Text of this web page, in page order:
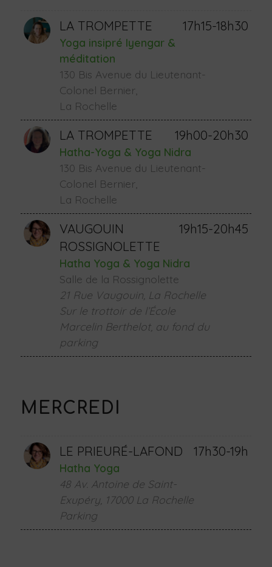
LA TROMPETTE 17h15-18h30
Yoga insipré Iyengar &
méditation
130 Bis Avenue du Lieutenant-
Colonel Bernier,
La Rochelle
LA TROMPETTE 19h00-20h30
Hatha-Yoga & Yoga Nidra
130 Bis Avenue du Lieutenant-
Colonel Bernier,
La Rochelle
VAUGOUIN
ROSSIGNOLETTE
19h15-20h45
Hatha Yoga & Yoga Nidra
Salle de la Rossignolette
21 Rue Vaugouin, La Rochelle
Sur le trottoir de l’École
Marcelin Berthelot, au fond du
parking
MERCREDI
LE PRIEURÉ-LAFOND 17h30-19h
Hatha Yoga
48 Av. Antoine de Saint-
Exupéry, 17000 La Rochelle
Parking